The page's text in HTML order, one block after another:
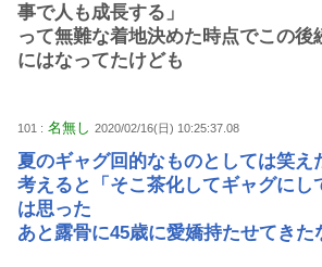
事で人も成長する」
って無難な着地決めた時点でこの後
にはなってたけども
101 : 名無し 2020/02/16(日) 10:25:37.08
夏のギャグ回的なものとしては笑え
考えると「そこ茶化してギャグにし
は思った
あと露骨に45歳に愛嬌持たせてきた